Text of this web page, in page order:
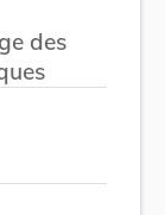
des